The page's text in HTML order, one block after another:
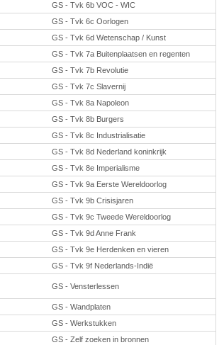
GS - Tvk 6b VOC - WIC
GS - Tvk 6c Oorlogen
GS - Tvk 6d Wetenschap / Kunst
GS - Tvk 7a Buitenplaatsen en regenten
GS - Tvk 7b Revolutie
GS - Tvk 7c Slavernij
GS - Tvk 8a Napoleon
GS - Tvk 8b Burgers
GS - Tvk 8c Industrialisatie
GS - Tvk 8d Nederland koninkrijk
GS - Tvk 8e Imperialisme
GS - Tvk 9a Eerste Wereldoorlog
GS - Tvk 9b Crisisjaren
GS - Tvk 9c Tweede Wereldoorlog
GS - Tvk 9d Anne Frank
GS - Tvk 9e Herdenken en vieren
GS - Tvk 9f Nederlands-Indië
GS - Vensterlessen
GS - Wandplaten
GS - Werkstukken
GS - Zelf zoeken in bronnen